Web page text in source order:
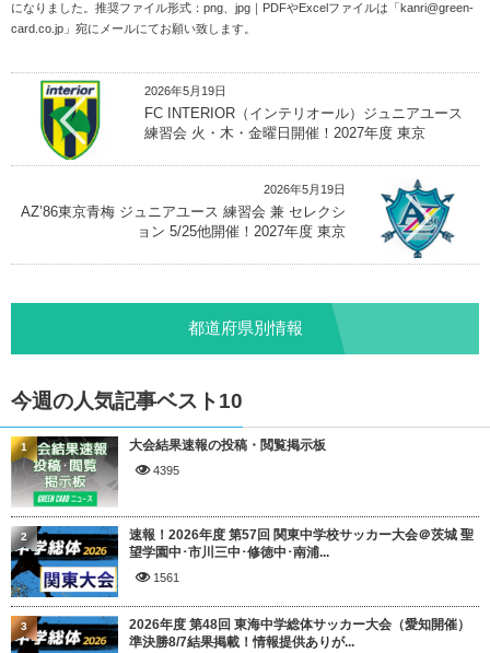
になりました。推奨ファイル形式：png、jpg｜PDFやExcelファイルは「kanri@green-
card.co.jp 」宛にメールにてお願い致します。
2026年5月19日
FC INTERIOR（インテリオール）ジュニアユース
練習会 火・木・金曜日開催！2027年度 東京
2026年5月19日
AZ’86東京青梅 ジュニアユース 練習会 兼 セレクシ
ョン 5/25他開催！2027年度 東京
都道府県別情報
今週の人気記事ベスト10
大会結果速報の投稿・閲覧掲示板
4395
1
速報！2026年度 第57回 関東中学校サッカー大会＠茨城 聖
望学園中･市川三中･修徳中･南浦...
1561
2
2026年度 第48回 東海中学総体サッカー大会（愛知開催）
準決勝8/7結果掲載！情報提供ありが...
3